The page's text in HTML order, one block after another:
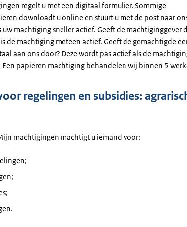
regelt u met een digitaal formulier. Sommige
downloadt u online en stuurt u met de post naar
machtiging sneller actief. Geeft de machtiginggever
de machtiging meteen actief. Geeft de gemachtigde
aan ons door? Deze wordt pas actief als de
Een papieren machtiging behandelen wij binnen 5
regelingen en subsidies:
machtigingen machtigt u iemand voor: